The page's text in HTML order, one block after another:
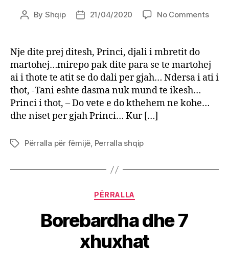
Post
By Shqip
Post21/04/2020 No Commentson
e
Nje dite prej ditesh, Princi, djali i mbretit do
martohej…mirepo pak dite para se te martohej
ai i thote te atit se do dali per gjah… Ndersa i ati i
thot, -Tani eshte dasma nuk mund te ikesh…
Princi i thot, – Do vete e do kthehem ne kohe…
dhe niset per gjah Princi… Kur […]
TagsPërralla për fëmijë, Perralla shqip
Categories
PËRRALLA
Borebardha dhe 7
xhuxhat